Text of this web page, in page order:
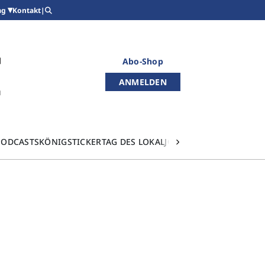
Kontakt|
Abo-Shop
ANMELDEN
KÖNIGSTICKERTAG DES LOKALJOURNALISMUS